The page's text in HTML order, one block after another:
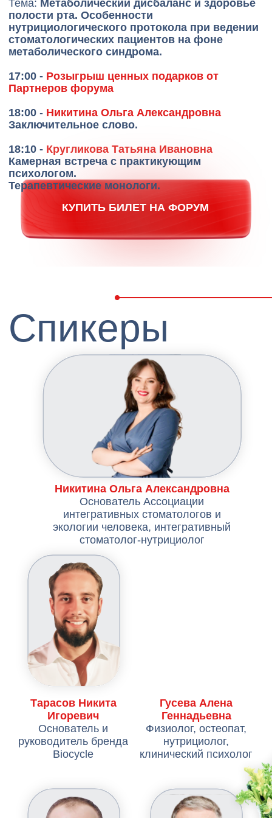
КУПИТЬ БИЛЕТ НА ФОРУМ
Дальникова Дарья
Павловна
Практикующий
интегративный
врач-стоматолог
Юрьевна
преподаватель и
Екатерина
Михайловна
Мальцева
Врач стоматолог-
хирург, имплантолог,
ортопед . Врач
нутрициолог, нутри-
Кругликова Татьяна
Ивановна
Женский энергокоуч,
психолог
(опыт >5 лет, >100
клиентов).
Создатель, автор и
ведущая терапевтических
стендапов «Я
ЖЕНЩИНА!»
Александровна
Кандидат
медицинских наук,
Видео с
прошлого
форума